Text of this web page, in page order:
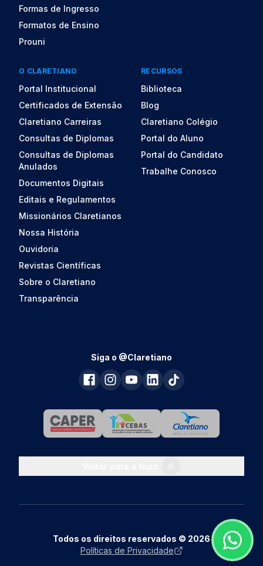
Formas de Ingresso
Formatos de Ensino
Prouni
O CLARETIANO
Portal Institucional
Certificados de Extensão
Claretiano Carreiras
Consultas de Diplomas
Consultas de Diplomas
Anulados
Documentos Digitais
Editais e Regulamentos
Missionários Claretianos
Nossa História
Ouvidoria
Revistas Científicas
Sobre o Claretiano
Transparência
RECURSOS
Biblioteca
Blog
Claretiano Colégio
Portal do Aluno
Portal do Candidato
Trabalhe Conosco
Siga o @Claretiano
Todos os direitos reservados © 2026
Políticas de Privacidade